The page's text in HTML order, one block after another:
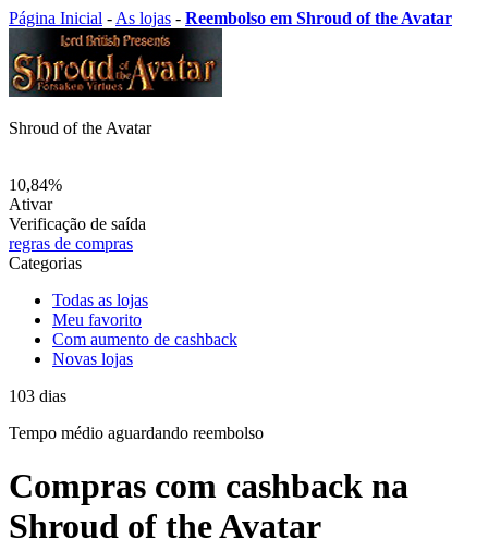
Página Inicial - As lojas - Reembolso em Shroud of the Avatar
Shroud of the Avatar
10,84%
Ativar
Verificação de saída
regras de compras
Categorias
Todas as lojas
Meu favorito
Com aumento de cashback
Novas lojas
103 dias
Tempo médio aguardando reembolso
Compras com cashback na
Shroud of the Avatar